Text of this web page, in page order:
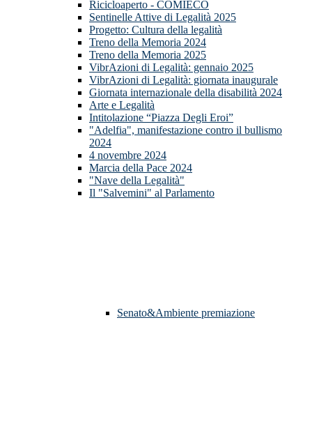
Ricicloaperto - COMIECO
Sentinelle Attive di Legalità 2025
Progetto: Cultura della legalità
Treno della Memoria 2024
Treno della Memoria 2025
VibrAzioni di Legalità: gennaio 2025
VibrAzioni di Legalità: giornata inaugurale
Giornata internazionale della disabilità 2024
Arte e Legalità
Intitolazione “Piazza Degli Eroi”
"Adelfia", manifestazione contro il bullismo
2024
4 novembre 2024
Marcia della Pace 2024
"Nave della Legalità"
Il "Salvemini" al Parlamento
Senato&Ambiente premiazione